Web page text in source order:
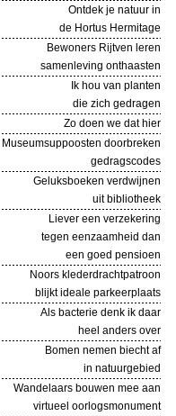
Ontdek je natuur in
de Hortus Hermitage
Bewoners Rijtven leren
samenleving onthaasten
Ik hou van planten
die zich gedragen
Zo doen we dat hier
Museumsuppoosten doorbreken
gedragscodes
Geluksboeken verdwijnen
uit bibliotheek
Liever een verzekering
tegen eenzaamheid dan
een goed pensioen
Noors klederdrachtpatroon
blijkt ideale parkeerplaats
Als bacterie denk ik daar
heel anders over
Bomen nemen biecht af
in natuurgebied
Wandelaars bouwen mee aan
virtueel oorlogsmonument